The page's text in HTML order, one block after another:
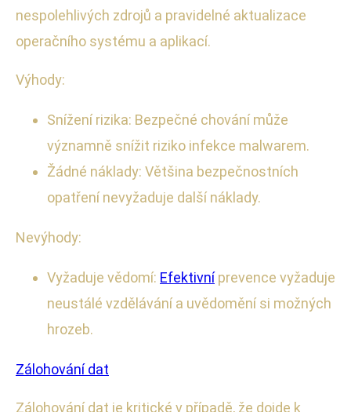
nespolehlivých zdrojů a pravidelné aktualizace
operačního systému a aplikací.
Výhody:
Snížení rizika: Bezpečné chování může
významně snížit riziko infekce malwarem.
Žádné náklady: Většina bezpečnostních
opatření nevyžaduje další náklady.
Nevýhody:
Vyžaduje vědomí: Efektivníprevence vyžaduje
neustálé vzdělávání a uvědomění si možných
hrozeb.
Zálohování dat
Zálohování dat je kritické v případě, že dojde k